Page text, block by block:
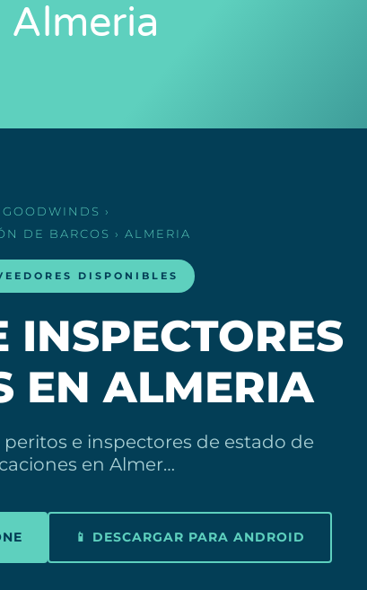
Almeria
GOODWINDS ›
DE BARCOS › ALMERIA
DISPONIBLES
INSPECTORES
EN ALMERIA
e inspectores de estado de
en Almer…
📱 DESCARGAR PARA ANDROID